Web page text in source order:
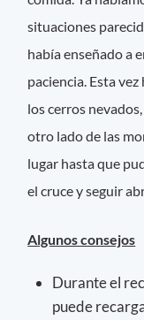
situaciones
había enseñado a
paciencia. Esta
los cerros
otro lado de las
lugar hasta que
el cruce y seguir
Algunos consejos
Durante el
puede